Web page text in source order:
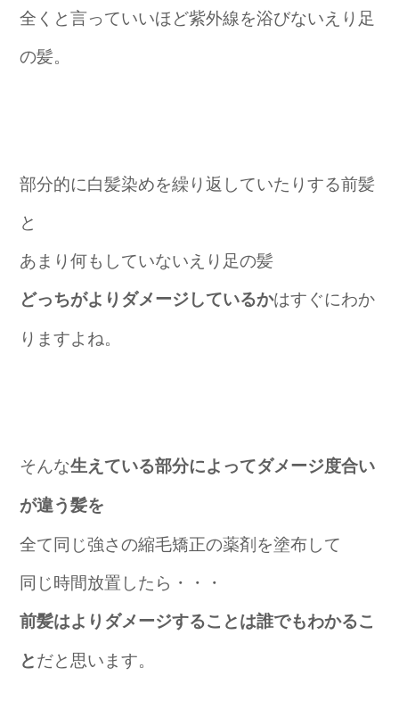
全くと言っていいほど紫外線を浴びないえり足
の髪。
部分的に白髪染めを繰り返していたりする前髪
と
あまり何もしていないえり足の髪
どっちがよりダメージしているかはすぐにわか
りますよね。
そんな生えている部分によってダメージ度合い
が違う髪を
全て同じ強さの縮毛矯正の薬剤を塗布して
同じ時間放置したら・・・
前髪はよりダメージすることは誰でもわかるこ
とだと思います。